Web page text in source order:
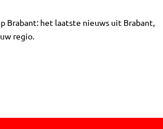
Brabant: het laatste nieuws uit Brabant,
regio.